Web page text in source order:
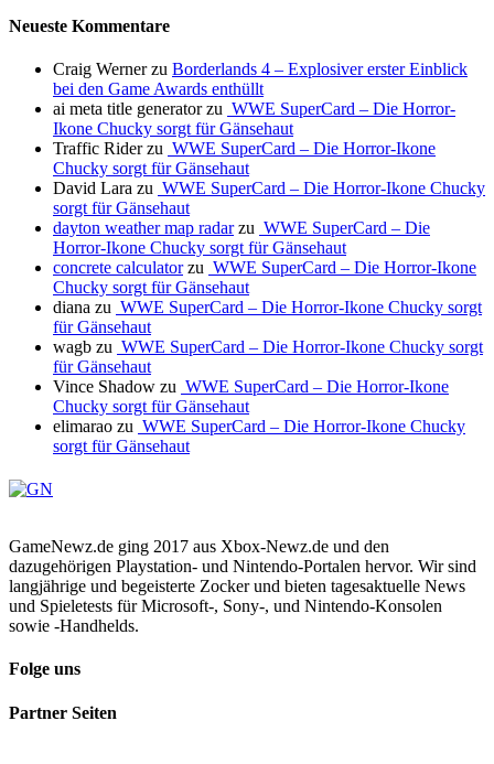
Neueste Kommentare
Craig Wernerzu Borderlands 4 – Explosiver erster Einblick
bei den Game Awards enthüllt
ai meta title generatorzu WWE SuperCard – Die Horror-
Ikone Chucky sorgt für Gänsehaut
Traffic Riderzu WWE SuperCard – Die Horror-Ikone
Chucky sorgt für Gänsehaut
David Lara zu WWE SuperCard – Die Horror-Ikone Chucky
sorgt für Gänsehaut
dayton weather map radarzu WWE SuperCard – Die
Horror-Ikone Chucky sorgt für Gänsehaut
concrete calculatorzu WWE SuperCard – Die Horror-Ikone
Chucky sorgt für Gänsehaut
diana zu WWE SuperCard – Die Horror-Ikone Chucky sorgt
für Gänsehaut
wagb zu WWE SuperCard – Die Horror-Ikone Chucky sorgt
für Gänsehaut
Vince Shadow zu WWE SuperCard – Die Horror-Ikone
Chucky sorgt für Gänsehaut
elimarao zu WWE SuperCard – Die Horror-Ikone Chucky
sorgt für Gänsehaut
GameNewz.de ging 2017 aus Xbox-Newz.de und den
dazugehörigen Playstation- und Nintendo-Portalen hervor. Wir sind
langjährige und begeisterte Zocker und bieten tagesaktuelle News
und Spieletests für Microsoft-, Sony-, und Nintendo-Konsolen
sowie -Handhelds.
Folge uns
Partner Seiten